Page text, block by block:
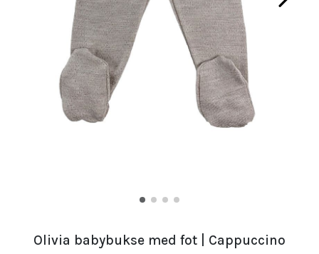
Olivia babybukse med fot | Cappuccino